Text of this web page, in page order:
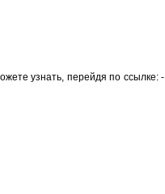
узнать, перейдя по ссылке: -